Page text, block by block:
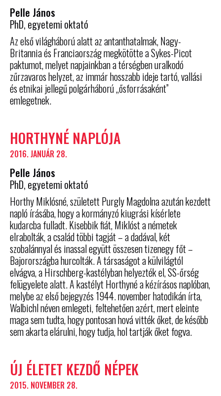
Pelle János
PhD, egyetemi oktató
Az első világháború alatt az antanthatalmak, Nagy-
Britannia és Franciaország megkötötte a Sykes-Picot
paktumot, melyet napjainkban a térségben uralkodó
zűrzavaros helyzet, az immár hosszabb ideje tartó, vallási
és etnikai jellegű polgárháború „ősforrásaként”
emlegetnek.
HORTHYNÉ NAPLÓJA
2016. JANUÁR 28.
Pelle János
PhD, egyetemi oktató
Horthy Miklósné, született Purgly Magdolna azután kezdett
napló írásába, hogy a kormányzó kiugrási kísérlete
kudarcba fulladt. Kisebbik fiát, Miklóst a németek
elrabolták, a család többi tagját – a dadával, két
szobalánnyal és inassal együtt összesen tizenegy főt –
Bajorországba hurcolták. A társaságot a külvilágtól
elvágva, a Hirschberg-kastélyban helyezték el, SS-őrség
felügyelete alatt. A kastélyt Horthyné a kézírásos naplóban,
melybe az első bejegyzés 1944. november hatodikán írta,
Walbichl néven emlegeti, feltehetően azért, mert eleinte
maga sem tudta, hogy pontosan hová vitték őket, de később
sem akarta elárulni, hogy tudja, hol tartják őket fogva.
ÚJ ÉLETET KEZDŐ NÉPEK
2015. NOVEMBER 28.